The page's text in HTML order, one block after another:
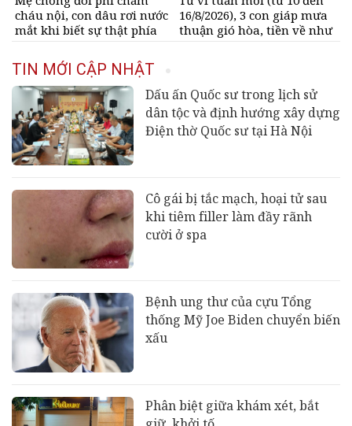
cháu nội, con dâu rơi nước
mắt khi biết sự thật phía
16/8/2026), 3 con giáp mưa
thuận gió hòa, tiền về như
TIN MỚI CẬP NHẬT
Dấu ấn Quốc sư trong lịch sử
dân tộc và định hướng xây dựng
Điện thờ Quốc sư tại Hà Nội
Cô gái bị tắc mạch, hoại tử sau
khi tiêm filler làm đầy rãnh
cười ở spa
Bệnh ung thư của cựu Tổng
thống Mỹ Joe Biden chuyển biến
xấu
Phân biệt giữa khám xét, bắt